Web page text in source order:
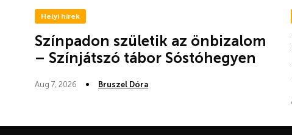
Helyi hírek
Színpadon születik az önbizalom
– Színjátszó tábor Sóstóhegyen
Aug 7, 2026 Bruszel Dóra